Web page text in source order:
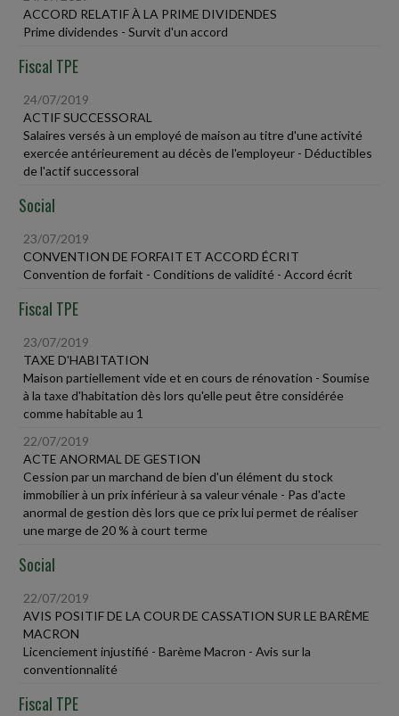
ACCORD RELATIF À LA PRIME DIVIDENDES
Prime dividendes - Survit d'un accord
Fiscal TPE
24/07/2019
ACTIF SUCCESSORAL
Salaires versés à un employé de maison au titre d'une activité
exercée antérieurement au décès de l'employeur - Déductibles
de l'actif successoral
Social
23/07/2019
CONVENTION DE FORFAIT ET ACCORD ÉCRIT
Convention de forfait - Conditions de validité - Accord écrit
Fiscal TPE
23/07/2019
TAXE D'HABITATION
Maison partiellement vide et en cours de rénovation - Soumise
à la taxe d'habitation dès lors qu'elle peut être considérée
comme habitable au 1
22/07/2019
ACTE ANORMAL DE GESTION
Cession par un marchand de bien d'un élément du stock
immobilier à un prix inférieur à sa valeur vénale - Pas d'acte
anormal de gestion dès lors que ce prix lui permet de réaliser
une marge de 20 % à court terme
Social
22/07/2019
AVIS POSITIF DE LA COUR DE CASSATION SUR LE BARÈME
MACRON
Licenciement injustifié - Barème Macron - Avis sur la
conventionnalité
Fiscal TPE